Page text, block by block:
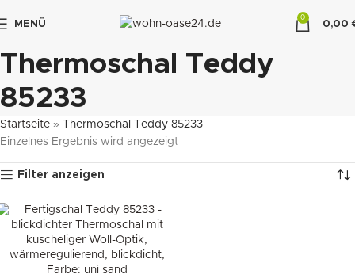
MENÜ
0
0,00
Thermoschal Teddy
85233
Startseite »
Thermoschal Teddy 85233
Einzelnes Ergebnis wird angezeigt
Filter anzeigen